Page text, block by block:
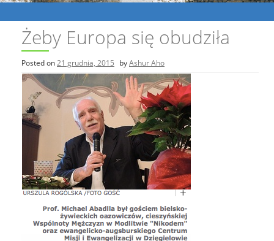
Żeby Europa się obudziła
Posted on21 grudnia, 2015 byAshur Aho